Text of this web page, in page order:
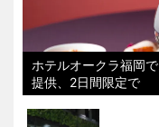
ホテルオークラ福岡
提供、2日間限定で